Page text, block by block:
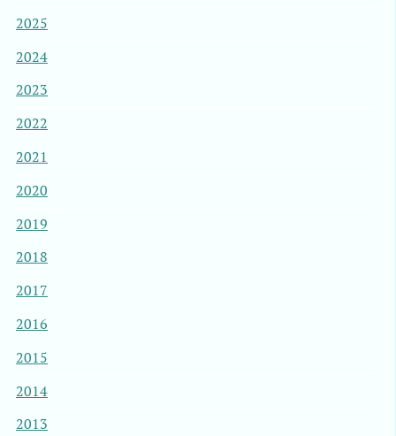
2025
2024
2023
2022
2021
2020
2019
2018
2017
2016
2015
2014
2013